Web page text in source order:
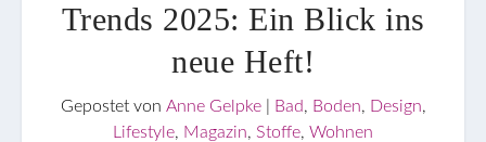
Trends 2025: Ein Blick ins
neue Heft!
Gepostet von Anne Gelpke| Bad, Boden, Design,
Lifestyle, Magazin, Stoffe, Wohnen